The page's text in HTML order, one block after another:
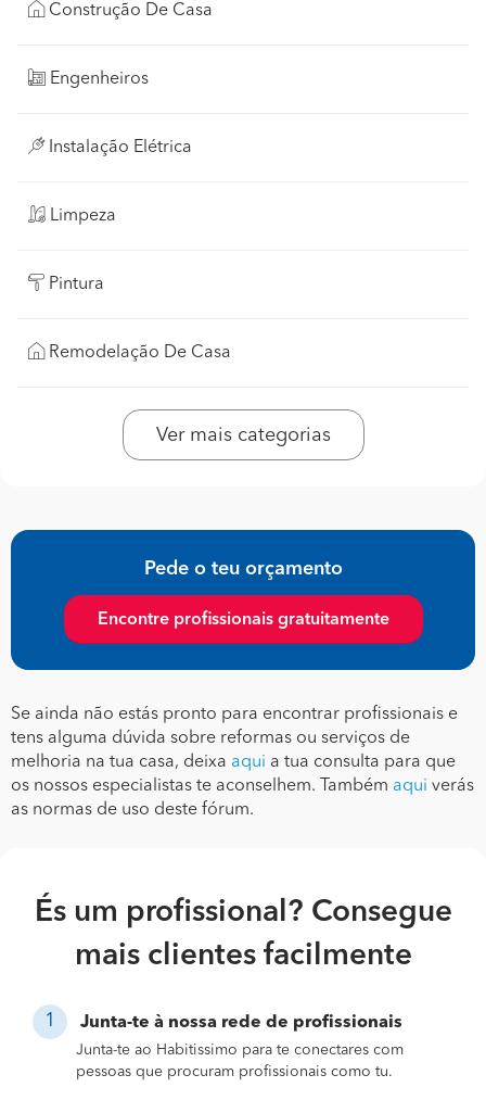
Construção De Casa
Engenheiros
Instalação Elétrica
Limpeza
Pintura
Remodelação De Casa
Ver mais categorias
Pede o teu orçamento
Encontre profissionais gratuitamente
Se ainda não estás pronto para encontrar profissionais e
tens alguma dúvida sobre reformas ou serviços de
melhoria na tua casa, deixa aqui a tua consulta para que
os nossos especialistas te aconselhem. Também aqui verás
as normas de uso deste fórum.
És um profissional? Consegue
mais clientes facilmente
Junta-te à nossa rede de profissionais
Junta-te ao Habitissimo para te conectares com
pessoas que procuram profissionais como tu.